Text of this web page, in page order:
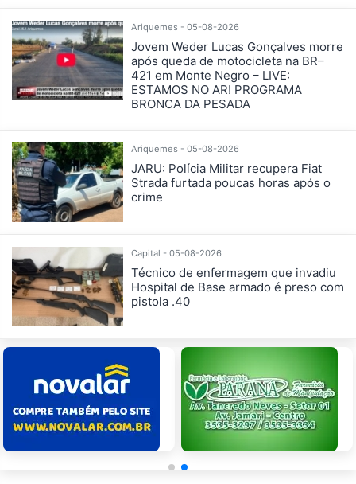
Ariquemes - 05-08-2026
Jovem Weder Lucas Gonçalves morre
após queda de motocicleta na BR–
421 em Monte Negro – LIVE:
ESTAMOS NO AR! PROGRAMA
BRONCA DA PESADA
Ariquemes - 05-08-2026
JARU: Polícia Militar recupera Fiat
Strada furtada poucas horas após o
crime
Capital - 05-08-2026
Técnico de enfermagem que invadiu
Hospital de Base armado é preso com
pistola .40